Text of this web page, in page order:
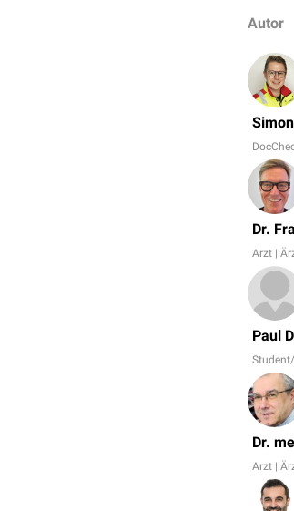
Autor
Dr.
Arzt |
Paul
Dr.
Arzt |